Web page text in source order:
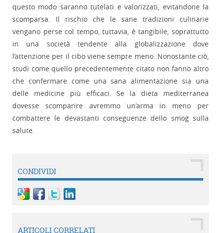
questo modo saranno tutelati e valorizzati, evitandone la
scomparsa. Il rischio che le sane tradizioni culinarie
vengano perse col tempo, tuttavia, è tangibile, soprattutto
in una società tendente alla globalizzazione dove
l’attenzione per il cibo viene sempre meno. Nonostante ciò,
studi come quello precedentemente citato non fanno altro
che confermare come una sana alimentazione sia una
delle medicine più efficaci. Se la dieta mediterranea
dovesse scomparire avremmo un’arma in meno per
combattere le devastanti conseguenze dello smog sulla
salute.
CONDIVIDI
ARTICOLI CORRELATI